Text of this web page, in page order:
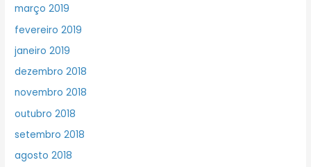
março 2019
fevereiro 2019
janeiro 2019
dezembro 2018
novembro 2018
outubro 2018
setembro 2018
agosto 2018